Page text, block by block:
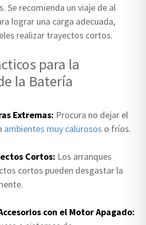
Se recomienda un viaje de al
lograr una carga adecuada,
realizar trayectos cortos.
para la
la Batería
Extremas: Procura no dejar el
ambientes muy calurosos o fríos.
Cortos: Los arranques
cortos pueden desgastar la
con el Motor Apagado: